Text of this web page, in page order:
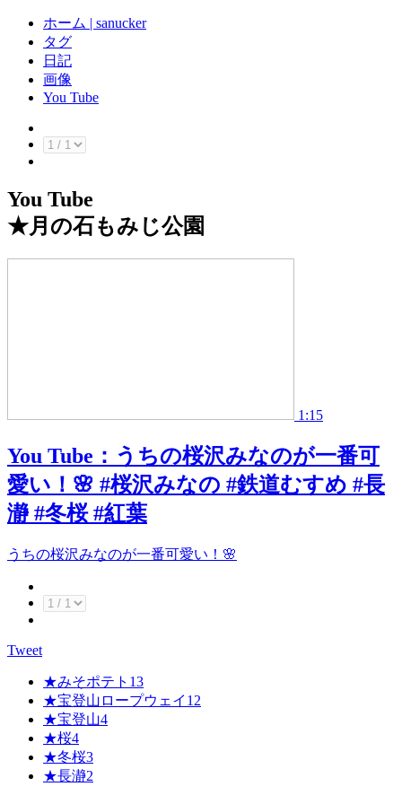
ホーム | sanucker
タグ
日記
画像
You Tube
You Tube
★月の石もみじ公園
1:15
You Tube： うちの桜沢みなのが一番可
愛い！🌸 #桜沢みなの #鉄道むすめ #長
瀞 #冬桜 #紅葉
うちの桜沢みなのが一番可愛い！🌸
Tweet
★みそポテト 13
★宝登山ロープウェイ 12
★宝登山4
★桜4
★冬桜3
★長瀞2